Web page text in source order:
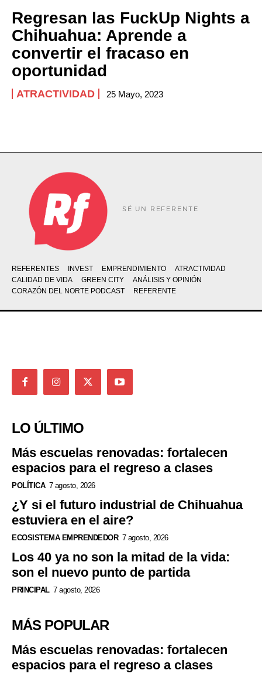
Regresan las FuckUp Nights a
Chihuahua: Aprende a
convertir el fracaso en
oportunidad
ATRACTIVIDAD 25 Mayo, 2023
SÉ UN REFERENTE
REFERENTES INVEST EMPRENDIMIENTO
ATRACTIVIDAD
CALIDAD DE VIDA
GREEN CITY
ANÁLISIS Y OPINIÓN
CORAZÓN DEL NORTE PODCAST
REFERENTE
LO ÚLTIMO
Más escuelas renovadas: fortalecen
espacios para el regreso a clases
POLÍTICA 7 agosto, 2026
¿Y si el futuro industrial de Chihuahua
estuviera en el aire?
ECOSISTEMA EMPRENDEDOR 7 agosto, 2026
Los 40 ya no son la mitad de la vida:
son el nuevo punto de partida
PRINCIPAL 7 agosto, 2026
MÁS POPULAR
Más escuelas renovadas: fortalecen
espacios para el regreso a clases